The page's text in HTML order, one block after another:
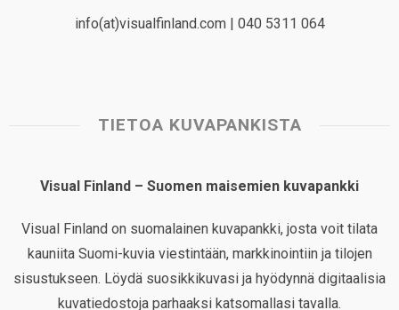
info(at)visualfinland.com | 040 5311 064
TIETOA KUVAPANKISTA
Visual Finland – Suomen maisemien kuvapankki
Visual Finland on suomalainen kuvapankki, josta voit tilata
kauniita Suomi-kuvia viestintään, markkinointiin ja tilojen
sisustukseen. Löydä suosikkikuvasi ja hyödynnä digitaalisia
kuvatiedostoja parhaaksi katsomallasi tavalla.